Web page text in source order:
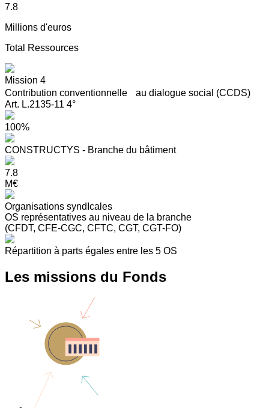
7.8
Millions d'euros
Total Ressources
Mission 4
Contribution conventionnelle au dialogue social (CCDS)
Art. L.2135-11 4°
100%
CONSTRUCTYS - Branche du bâtiment
7.8
M€
Organisations syndIcales
OS représentatives au niveau de la branche
(CFDT, CFE-CGC, CFTC, CGT, CGT-FO)
Répartition à parts égales entre les 5 OS
Les missions du Fonds